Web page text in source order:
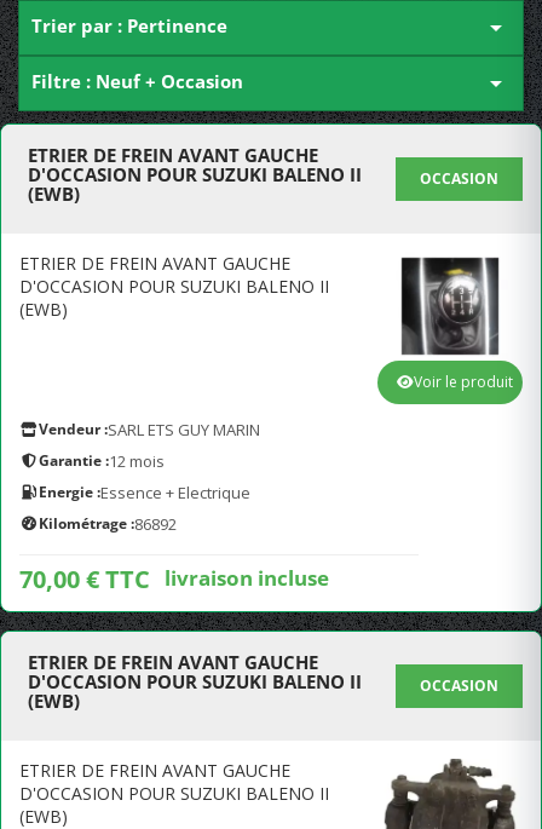
Trier par : Pertinence 
Filtre : Neuf + Occasion 
ETRIER DE FREIN AVANT GAUCHE
D'OCCASION POUR SUZUKI BALENO II
(EWB)
OCCASION
ETRIER DE FREIN AVANT GAUCHE
D'OCCASION POUR SUZUKI BALENO II
(EWB)
Vendeur :SARL ETS GUY MARIN
Garantie :12 mois
Energie :Essence + Electrique
Kilométrage :86892
70,00 € TTC livraison incluse
Voir le produit
ETRIER DE FREIN AVANT GAUCHE
D'OCCASION POUR SUZUKI BALENO II
(EWB)
OCCASION
ETRIER DE FREIN AVANT GAUCHE
D'OCCASION POUR SUZUKI BALENO II
(EWB)